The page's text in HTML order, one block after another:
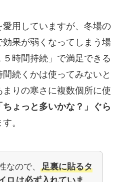
用していますが、冬場の
果が弱くなってしまう場
時間持続」で満足できる
続くかは使ってみないと
りの寒さに複数個所に使
ちょっと多いかな？」ぐら
。
なので、足裏に貼るタ